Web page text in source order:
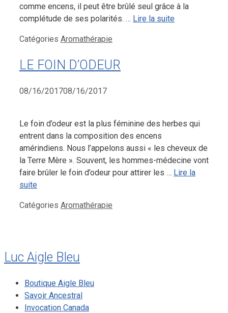
comme encens, il peut être brûlé seul grâce à la
complétude de ses polarités. … Lire la suite
Catégories Aromathérapie
LE FOIN D’ODEUR
08/16/201708/16/2017
Le foin d’odeur est la plus féminine des herbes qui
entrent dans la composition des encens
amérindiens. Nous l’appelons aussi « les cheveux de
la Terre Mère ». Souvent, les hommes-médecine vont
faire brûler le foin d’odeur pour attirer les … Lire la
suite
Catégories Aromathérapie
Luc Aigle Bleu
Boutique Aigle Bleu
Savoir Ancestral
Invocation Canada